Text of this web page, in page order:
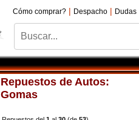
Cómo comprar? | Despacho | Dudas
Repuestos de Autos:
Gomas